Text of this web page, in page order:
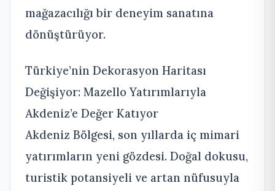
mağazacılığı bir deneyim sanatına
dönüştürüyor.
Türkiye’nin Dekorasyon Haritası
Değişiyor: Mazello Yatırımlarıyla
Akdeniz’e Değer Katıyor
Akdeniz Bölgesi, son yıllarda iç mimari
yatırımların yeni gözdesi. Doğal dokusu,
turistik potansiyeli ve artan nüfusuyla